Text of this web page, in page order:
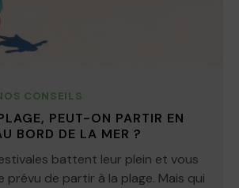
CONSEILS
PEUT-ON PARTIR EN
BORD DE LA MER ?
battent leur plein et vous
de partir à la plage. Mais qui